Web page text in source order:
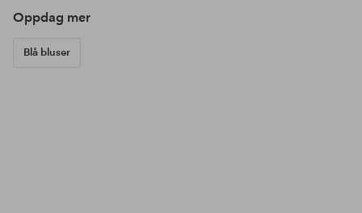
Oppdag mer
Blå bluser